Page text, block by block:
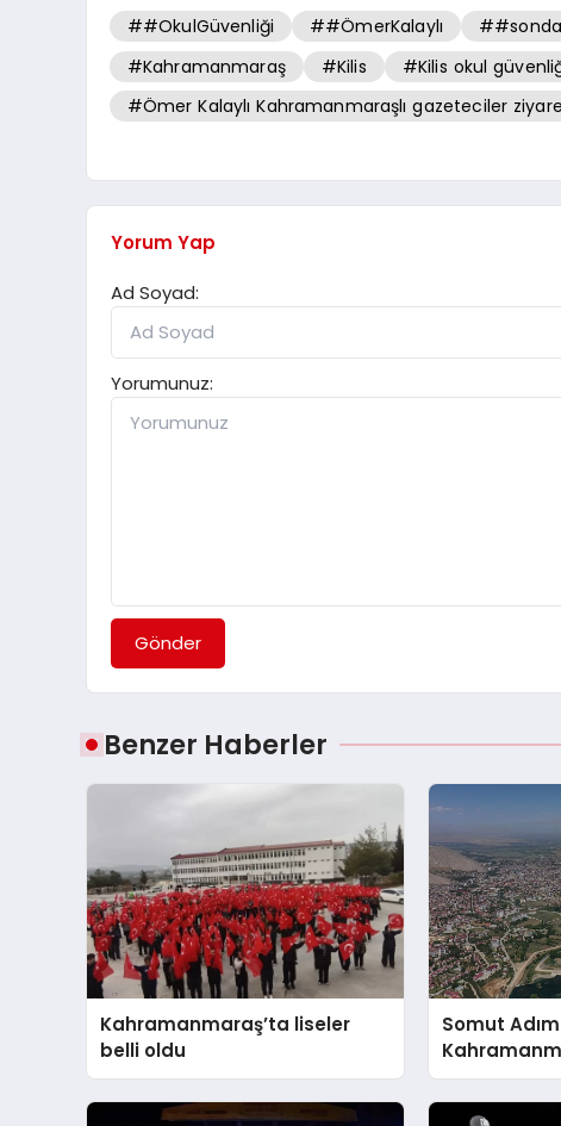
##OkulGüvenliği ##ÖmerKalaylı
#Kahramanmaraş
#Kilis #Kilis okul
#Ömer Kalaylı Kahramanmaraşlı gazeteciler
Yorum Yap
Ad Soyad:
Yorumunuz:
Gönder
Benzer Haberler
Kahramanmaraş’ta liseler
belli oldu
Somut Adım
olacak